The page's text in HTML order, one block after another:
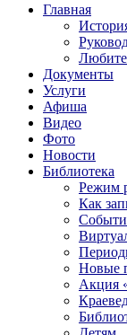
Главная
Документы
Услуги
Афиша
Видео
Фото
Новости
Библиотека
Режим
Как
Новые
Акция